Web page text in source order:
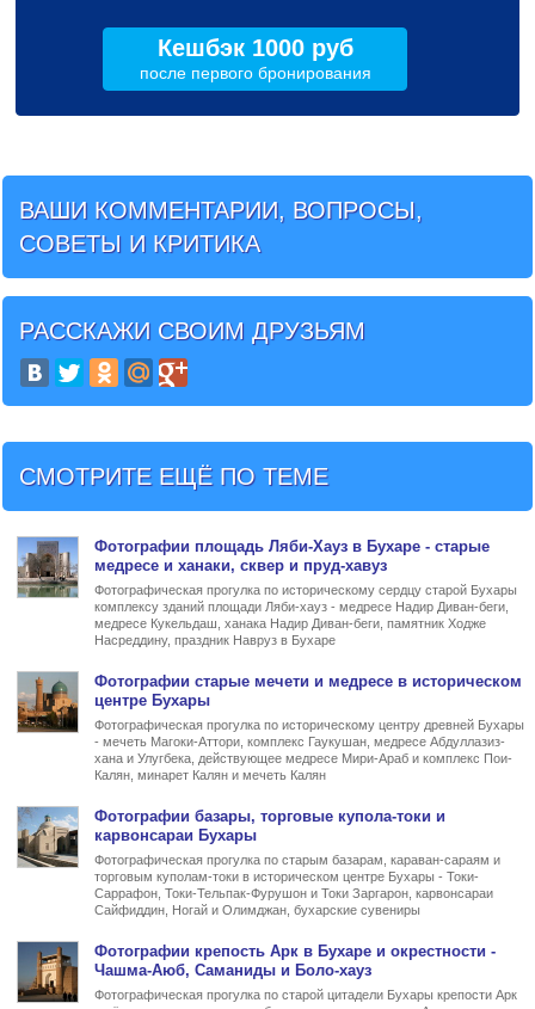
Кешбэк 1000 руб
после первого бронирования
ВАШИ КОММЕНТАРИИ, ВОПРОСЫ,
СОВЕТЫ И КРИТИКА
РАССКАЖИ СВОИМ ДРУЗЬЯМ
СМОТРИТЕ ЕЩЁ ПО ТЕМЕ
Фотографии площадь Ляби-Хауз в Бухаре- старые
медресе и ханаки, сквер и пруд-хавуз
Фотографическая прогулка по историческому сердцу старой Бухары
комплексу зданий площади Ляби-хауз - медресе Надир Диван-беги,
медресе Кукельдаш, ханака Надир Диван-беги, памятник Ходже
Насреддину, праздник Навруз в Бухаре
Фотографии старые мечети и медресе в историческом
центре Бухары
Фотографическая прогулка по историческому центру древней Бухары
- мечеть Магоки-Аттори, комплекс Гаукушан, медресе Абдуллазиз-
хана и Улугбека, действующее медресе Мири-Араб и комплекс Пои-
Калян, минарет Калян и мечеть Калян
Фотографии базары, торговые купола-токи и
карвонсараи Бухары
Фотографическая прогулка по старым базарам, караван-сараям и
торговым куполам-токи в историческом центре Бухары - Токи-
Саррафон, Токи-Тельпак-Фурушон и Токи Заргарон, карвонсараи
Сайфиддин, Ногай и Олимджан, бухарские сувениры
Фотографии крепость Арк в Бухареи окрестности -
Чашма-Аюб, Саманиды и Боло-хауз
Фотографическая прогулка по старой цитадели Бухары крепости Арк